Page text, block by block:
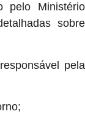
pelo Ministério
sobre
pela